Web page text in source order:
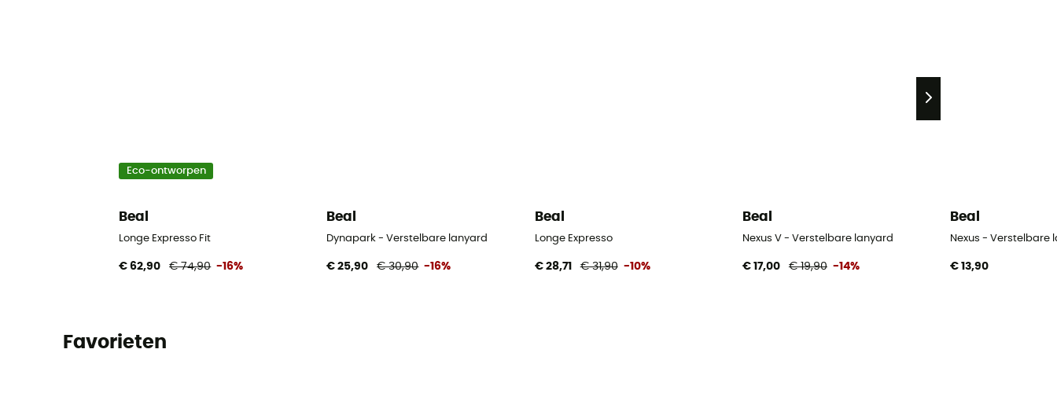
Eco-ontworpen
Beal
Longe Expresso Fit
€ 62,90 € 74,90 -16%
Beal
Dynapark - Verstelbare lanyard
€ 25,90 € 30,90 -16%
Beal
Longe Expresso
€ 28,71 € 31,90 -10%
Beal
Nexus V - Verstelbare lanyard
€ 17,00 € 19,90 -14%
Beal
Nexus - Verstelbare
€ 13,90
Favorieten